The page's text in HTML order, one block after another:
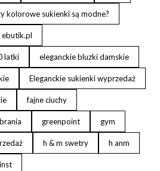
kolorowe sukienki są modne?
latki eleganckie bluzki damskie
Eleganckie sukienki wyprzedaż
fajne ciuchy
greenpoint gym
h & m swetry h anm
inst